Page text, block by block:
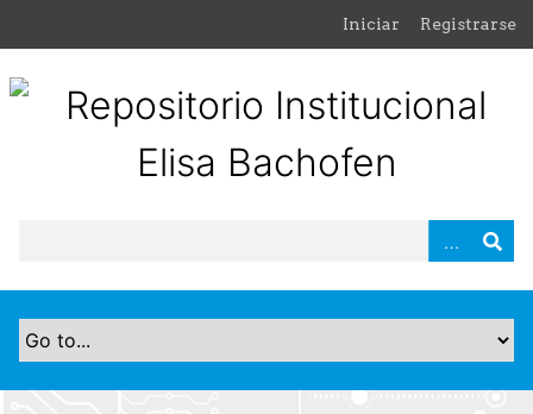
n
Iniciar Registrarse